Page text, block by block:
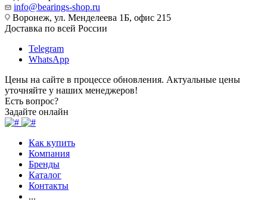
info@bearings-shop.ru
Воронеж, ул. Менделеева 1Б, офис 215
Доставка по всей России
Telegram
WhatsApp
Цены на сайте в процессе обновления. Актуальные цены
уточняйте у наших менеджеров!
Есть вопрос?
Задайте онлайн
Как купить
Компания
Бренды
Каталог
Контакты
...